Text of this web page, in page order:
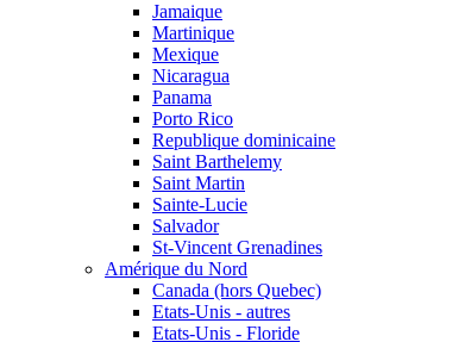
Jamaique
Martinique
Mexique
Nicaragua
Panama
Porto Rico
Republique dominicaine
Saint Barthelemy
Saint Martin
Sainte-Lucie
Salvador
St-Vincent Grenadines
Amérique du Nord
Canada (hors Quebec)
Etats-Unis - autres
Etats-Unis - Floride